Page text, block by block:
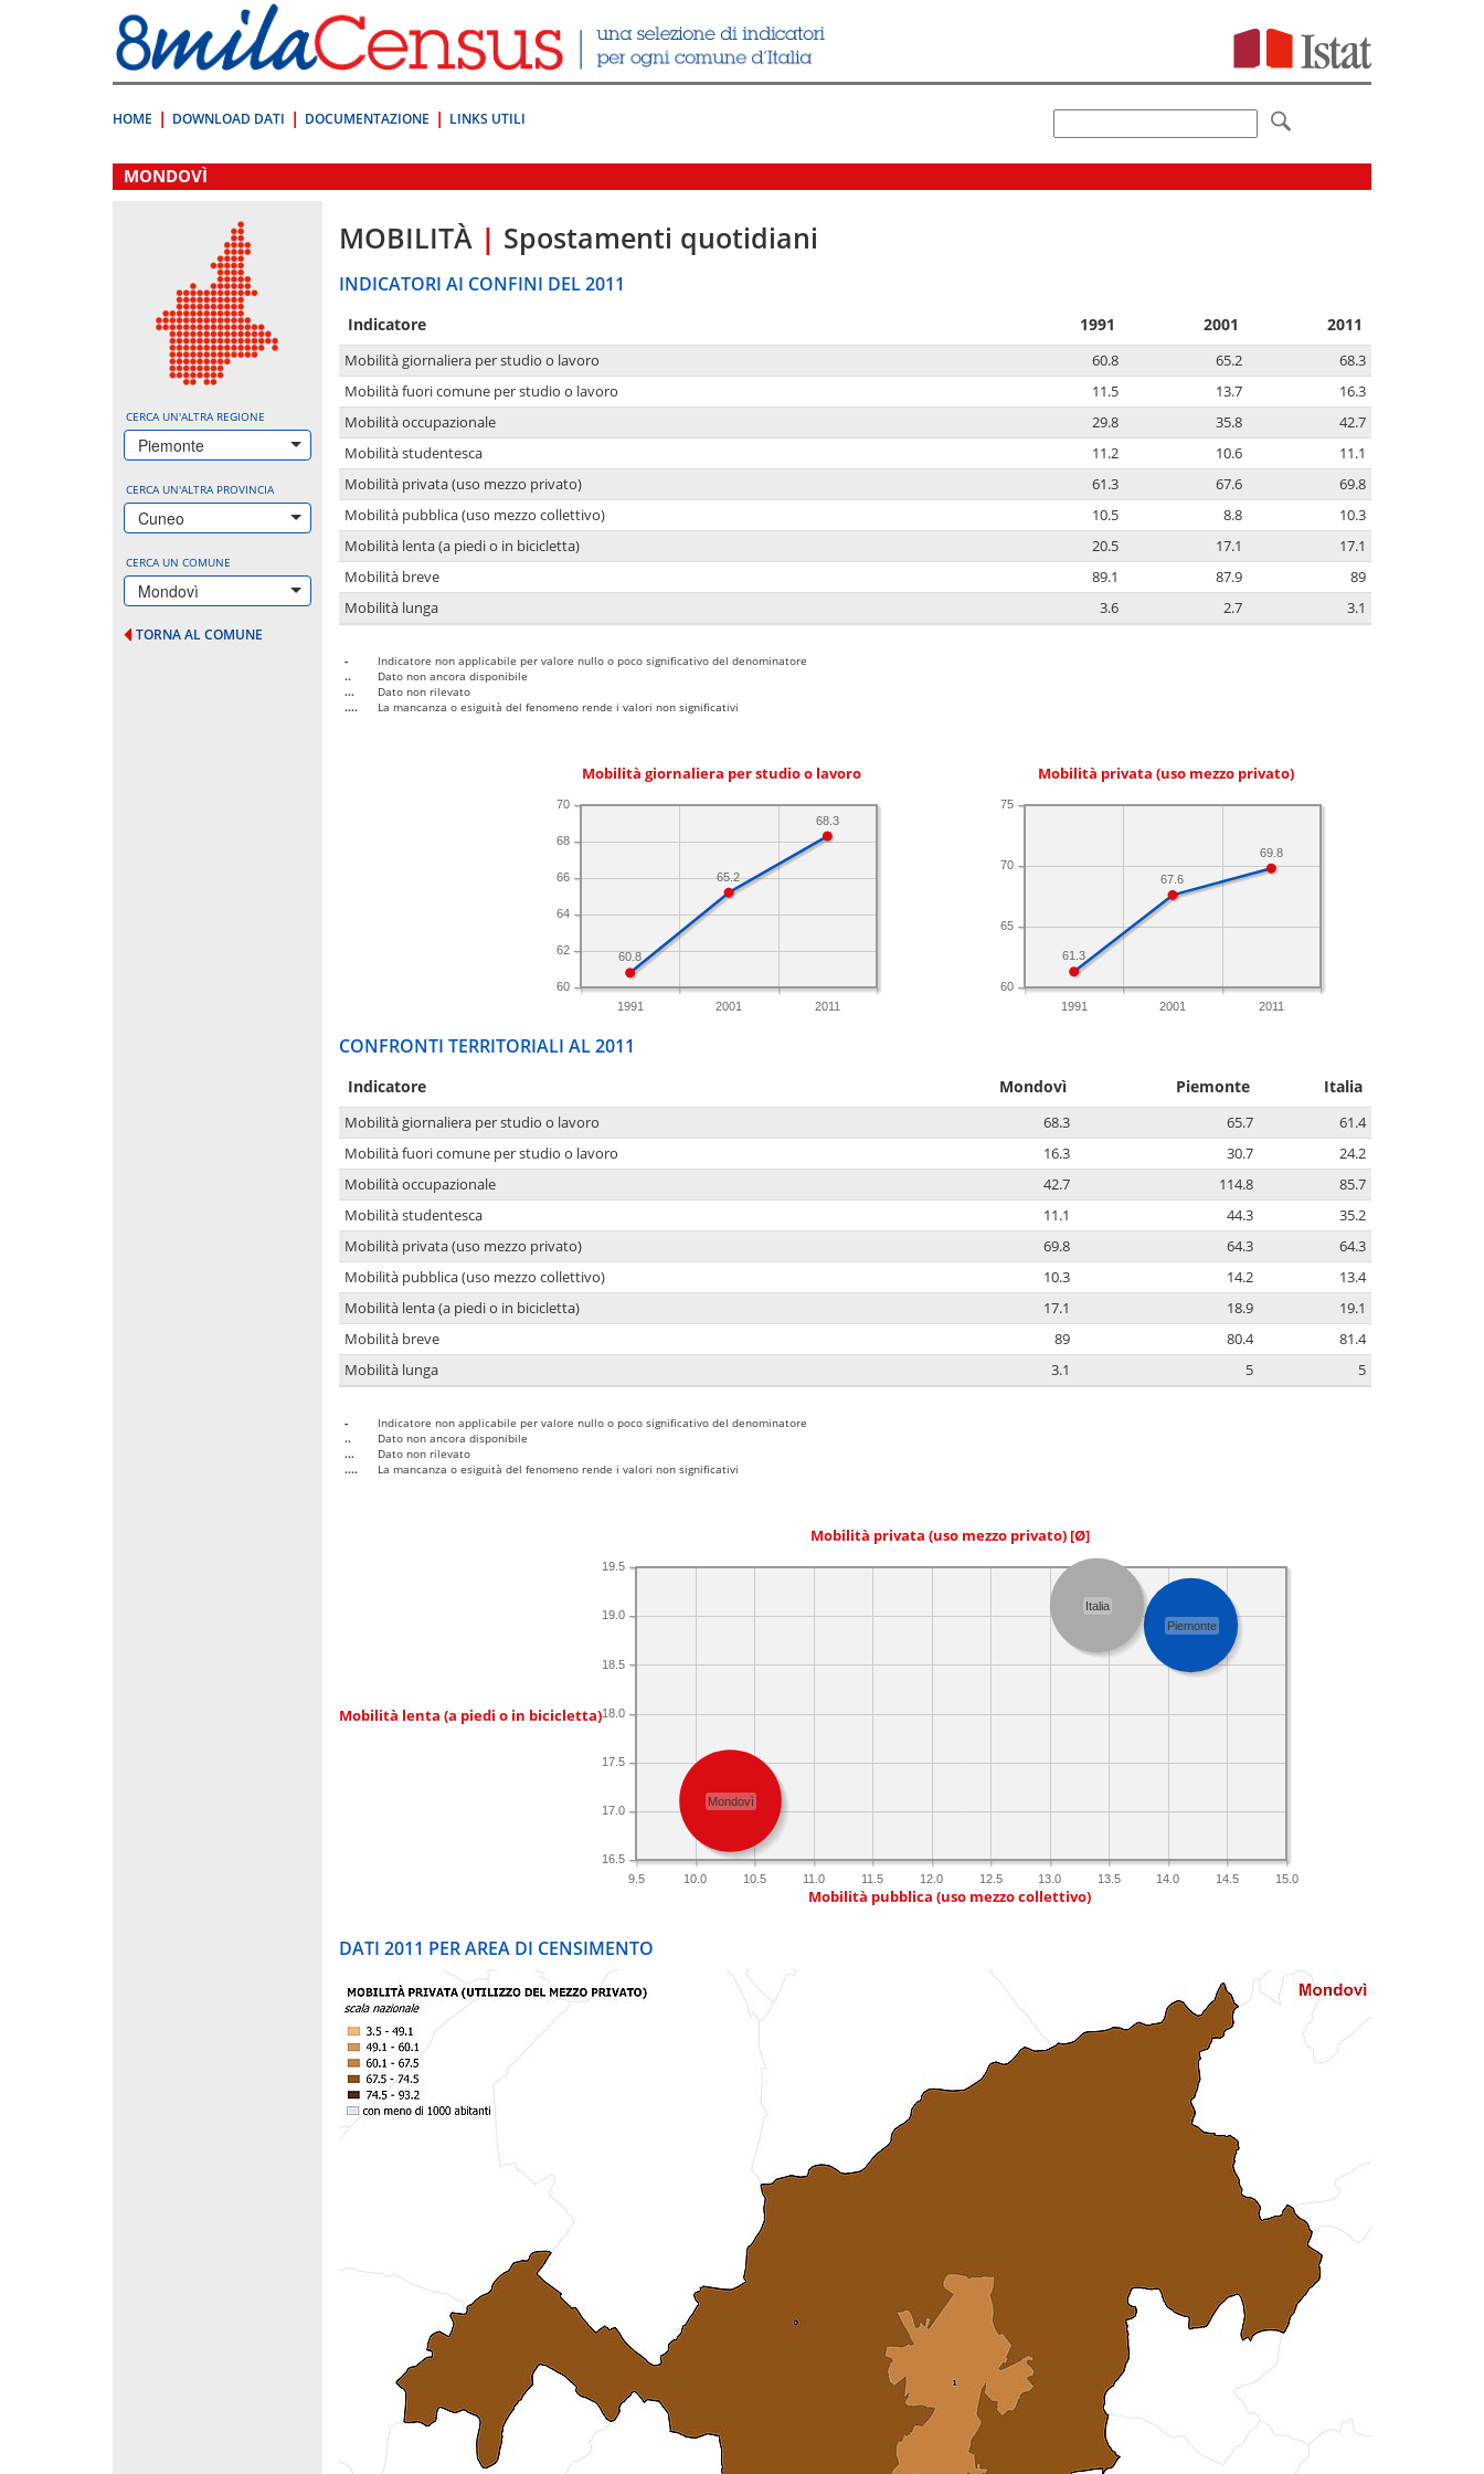
direttamente
a:
Contenuto
HOME DOWNLOAD DATI DOCUMENTAZIONE LINKS UTILI
.
MONDOVÌ
CERCA UN'ALTRA REGIONE
Piemonte
CERCA UN'ALTRA PROVINCIA
Cuneo
CERCA UN COMUNE
Mondovì
TORNA AL COMUNE
MOBILITÀ | Spostamenti quotidiani
INDICATORI AI CONFINI DEL 2011
Indicatore 1991 2001 2011
Mobilità giornaliera per studio o lavoro 60.8 65.2
68.3
Mobilità fuori comune per studio o lavoro
11.5 13.7
16.3
Mobilità occupazionale
29.8 35.8
42.7
Mobilità studentesca
11.2 10.6
11.1
Mobilità privata (uso mezzo privato)
61.3 67.6
69.8
Mobilità pubblica (uso mezzo collettivo)
10.5 8.8
10.3
Mobilità lenta (a piedi o in bicicletta)
20.5 17.1
17.1
Mobilità breve
89.1 87.9
89
Mobilità lunga
3.6 2.7 3.1
-
Indicatore non applicabile per valore nullo o poco significativo del denominatore
..
Dato non ancora disponibile
...
Dato non rilevato
....
La mancanza o esiguità del fenomeno rende i valori non significativi
Mobilità giornaliera per studio o lavoro
1991 2001 2011
60
62
64
66
68
70
68.3
65.2
60.8
Mobilità privata (uso mezzo privato)
1991 2001 2011
60
65
70
75
69.8
67.6
61.3
CONFRONTI TERRITORIALI AL 2011
Indicatore Mondovì Piemonte Italia
Mobilità giornaliera per studio o lavoro 68.3 65.7
61.4
Mobilità fuori comune per studio o lavoro
16.3 30.7
24.2
Mobilità occupazionale
42.7 114.8
85.7
Mobilità studentesca
11.1 44.3
35.2
Mobilità privata (uso mezzo privato)
69.8 64.3
64.3
Mobilità pubblica (uso mezzo collettivo)
10.3 14.2
13.4
Mobilità lenta (a piedi o in bicicletta)
17.1 18.9
19.1
Mobilità breve
89 80.4
81.4
Mobilità lunga
3.1 5 5
-
Indicatore non applicabile per valore nullo o poco significativo del denominatore
..
Dato non ancora disponibile
...
Dato non rilevato
....
La mancanza o esiguità del fenomeno rende i valori non significativi
Mobilità privata (uso mezzo privato) [Ø]
Mobilità lenta (a piedi o in bicicletta)
9.5 10.0 10.5 11.0 11.5 12.0 12.5 13.0 13.5 14.0 14.5 15.0
16.5
17.0
17.5
18.0
18.5
19.0
19.5
Mondovì
Piemonte
Italia
Mobilità pubblica (uso mezzo collettivo)
DATI 2011 PER AREA DI CENSIMENTO